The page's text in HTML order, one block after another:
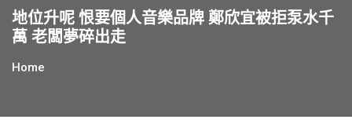
地位升呢 恨要個人音樂品牌 鄭欣宜被拒泵水千
萬 老闆夢碎出走
Home